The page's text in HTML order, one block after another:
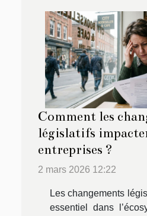
Comment les
législatifs
entreprises ?
2 mars 2026 12:22
Les changements
essentiel dans